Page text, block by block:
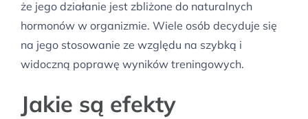
że jego działanie jest zbliżone do naturalnych
hormonów w organizmie. Wiele osób decyduje się
na jego stosowanie ze względu na szybką i
widoczną poprawę wyników treningowych.
Jakie są efekty